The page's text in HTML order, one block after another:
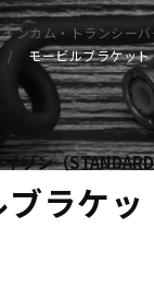
ンカム・トランシー
モービルブラケッ
ゾン（
ブラケ